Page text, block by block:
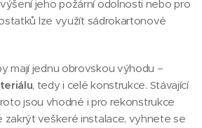
jeho požární odolnosti nebo pro
lze využít sádrokartonové
mají jednu obrovskou výhodu –
, tedy i celé konstrukce. Stávající
jsou vhodné i pro rekonstrukce
zakrýt veškeré instalace, vyhnete se